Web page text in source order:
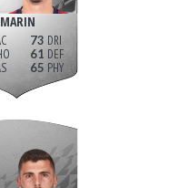
MARIN
73
61
65